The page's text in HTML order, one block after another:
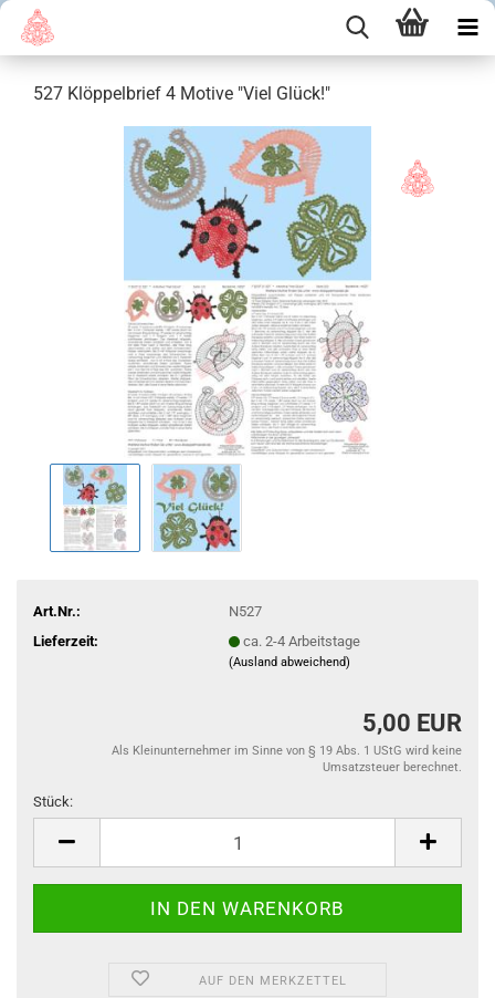
527 Klöppelbrief 4 Motive "Viel Glück!"
Art.Nr.:
N527
Lieferzeit:
ca. 2-4 Arbeitstage
(Ausland abweichend)
5,00 EUR
Als Kleinunternehmer im Sinne von § 19 Abs. 1 UStG wird keine
Umsatzsteuer berechnet.
Stück:
AUF DEN MERKZETTEL